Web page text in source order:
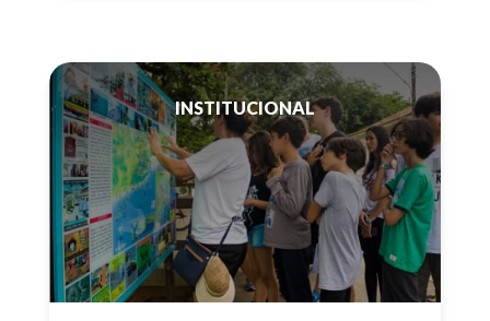
INSTITUCIONAL